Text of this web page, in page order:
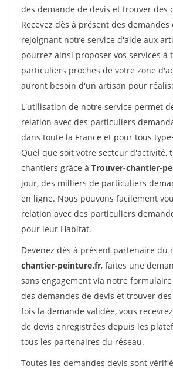
des demande de devis et trouver des
Recevez dès à présent des demandes
rejoignant notre service d'aide aux
pourrez ainsi proposer vos services à
particuliers proches de votre zone
auront besoin d'un artisan pour
L'utilisation de notre service permet
relation avec des particuliers
dans toute la France et pour tous
Quel que soit votre secteur d'activité,
chantiers grâce à Trouver-chantier-
jour, des milliers de particuliers
en ligne. Nous pouvons facilement
relation avec des particuliers
pour leur Habitat.
Devenez dès à présent partenaire du
chantier-peinture.fr, faites une
sans engagement via notre
des demandes de devis et trouver
fois la demande validée, vous
de devis enregistrées depuis les
tous les partenaires du réseau.
Toutes les demandes devis sont